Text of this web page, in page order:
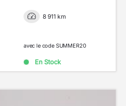
8 911 km
avec le code SUMMER20
En Stock